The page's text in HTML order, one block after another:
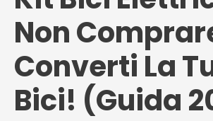
Non
Converti La
Bici! (Guida